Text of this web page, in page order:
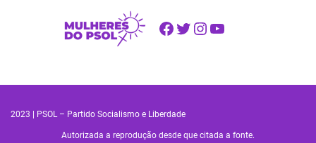
Facebook Twitter Instagram Youtube
2023 | PSOL – Partido Socialismo e Liberdade
Autorizada a reprodução desde que citada a fonte.